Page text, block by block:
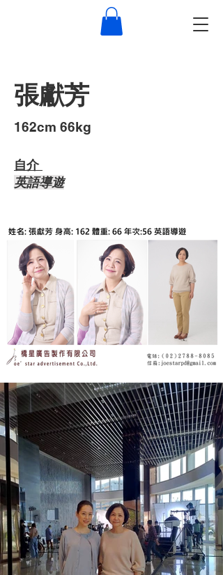
張獻芳
​162cm 66kg
自介 ​
​英語導遊